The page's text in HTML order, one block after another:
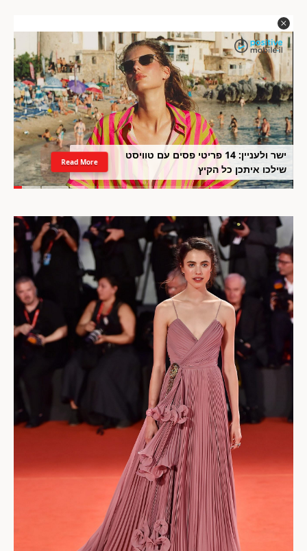
ישר ולעניין: 14 פריטי פסים עם טוויסט
שילכו איתכן כל הקיץ
Read More